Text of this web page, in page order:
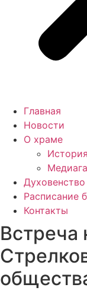
Главная
Новости
О храме
История
Духовенство
Расписание
Контакты
Встреча